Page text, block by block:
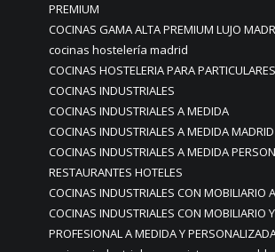
PREMIUM
COCINAS GAMA ALTA PREMIUM LUJO
cocinas hostelería madrid
COCINAS HOSTELERIA PARA PARTICULARES
COCINAS INDUSTRIALES
COCINAS INDUSTRIALES A MEDIDA
COCINAS INDUSTRIALES A MEDIDA MADRID
COCINAS INDUSTRIALES A MEDIDA
RESTAURANTES HOTELES
COCINAS INDUSTRIALES CON MOBILIARIO
COCINAS INDUSTRIALES CON MOBILIARIO
PROFESIONAL A MEDIDA Y